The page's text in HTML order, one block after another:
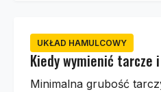
UKŁAD HAMULCOWY
Kiedy wymienić tarcze
Minimalna grubość